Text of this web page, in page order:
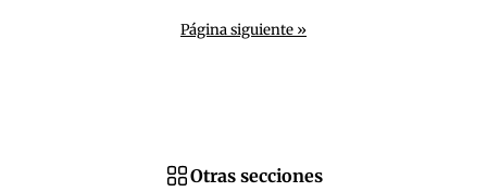
Página siguiente »
Otras secciones